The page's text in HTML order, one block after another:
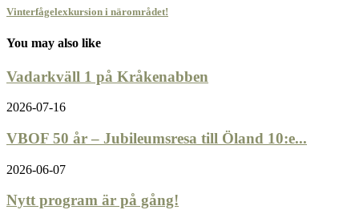
Vinterfågelexkursion i närområdet!
You may also like
Vadarkväll 1 på Kråkenabben
2026-07-16
VBOF 50 år – Jubileumsresa till Öland 10:e...
2026-06-07
Nytt program är på gång!